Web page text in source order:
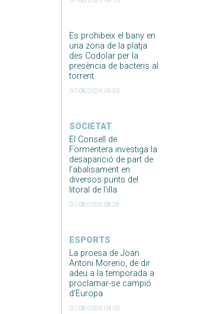
Es prohibeix el bany en
una zona de la platja
des Codolar per la
presència de bacteris al
torrent
07/08/2026 09:03
SOCIETAT
El Consell de
Formentera investiga la
desaparició de part de
l’abalisament en
diversos punts del
litoral de l’illa
07/08/2026 08:28
ESPORTS
La proesa de Joan
Antoni Moreno, de dir
adeu a la temporada a
proclamar-se campió
d’Europa
07/08/2026 04:50